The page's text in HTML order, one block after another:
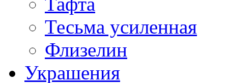
Тесьма усиленная
Флизелин
Украшения